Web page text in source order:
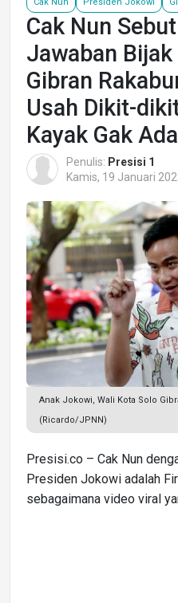
Cak Nun
Jawaban
Gibran
Usah Dikit-
Kayak Gak
Penulis: Presisi 1
Kamis, 19 Januari
Anak Jokowi, Wali Kota Solo
(Ricardo/JPNN)
Presisi.co – Cak Nun
Presiden Jokowi adalah
sebagaimana video viral